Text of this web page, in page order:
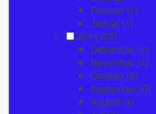
Februar (1)
Januar (1)
2014 (57)
Dezember (3)
November (4)
Oktober (6)
September (5)
August (8)